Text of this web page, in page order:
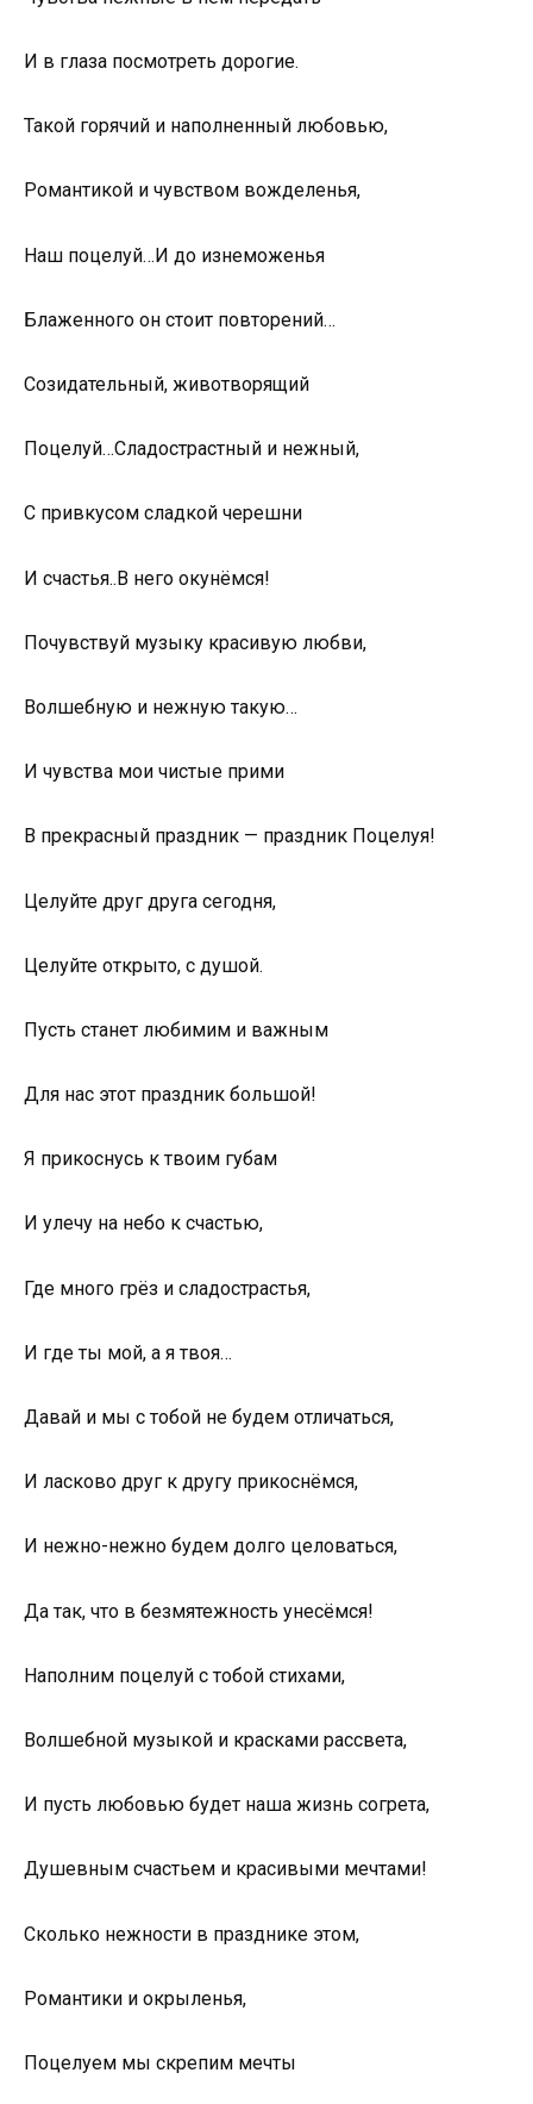
И в глаза посмотреть дорогие.
Такой горячий и наполненный любовью,
Романтикой и чувством вожделенья,
Наш поцелуй…И до изнеможенья
Блаженного он стоит повторений…
Созидательный, животворящий
Поцелуй…Сладострастный и нежный,
С привкусом сладкой черешни
И счастья..В него окунёмся!
Почувствуй музыку красивую любви,
Волшебную и нежную такую…
И чувства мои чистые прими
В прекрасный праздник — праздник Поцелуя!
Целуйте друг друга сегодня,
Целуйте открыто, с душой.
Пусть станет любимим и важным
Для нас этот праздник большой!
Я прикоснусь к твоим губам
И улечу на небо к счастью,
Где много грёз и сладострастья,
И где ты мой, а я твоя…
Давай и мы с тобой не будем отличаться,
И ласково друг к другу прикоснёмся,
И нежно-нежно будем долго целоваться,
Да так, что в безмятежность унесёмся!
Наполним поцелуй с тобой стихами,
Волшебной музыкой и красками рассвета,
И пусть любовью будет наша жизнь согрета,
Душевным счастьем и красивыми мечтами!
Сколько нежности в празднике этом,
Романтики и окрыленья,
Поцелуем мы скрепим мечты